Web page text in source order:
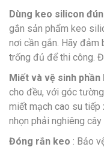
Dùng keo silicon
gắn sản phẩm keo
nơi cần gắn. Hãy
trống đủ để thi công.
Miết và vệ sinh
cho đều, với góc
miết mạch cao su
nhọn phải nghiêng
Đóng rắn keo : Bảo